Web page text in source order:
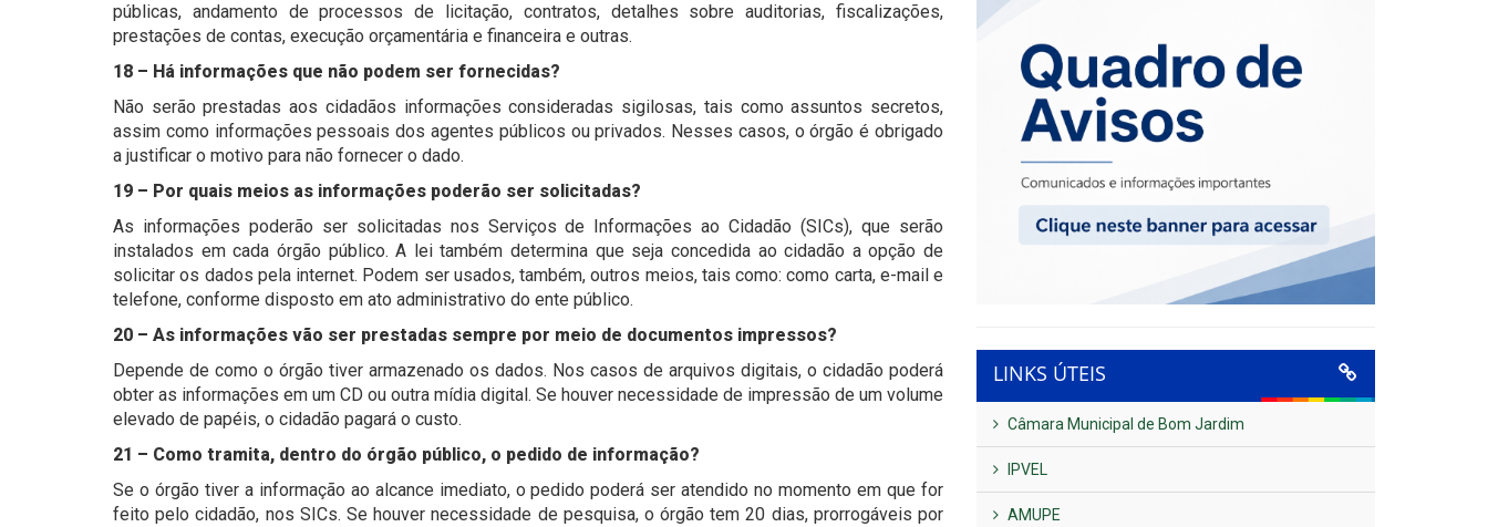
públicas, andamento de processos de licitação, contratos, detalhes sobre auditorias, fiscalizações,
prestações de contas, execução orçamentária e financeira e outras.
18 – Há informações que não podem ser fornecidas?
Não serão prestadas aos cidadãos informações consideradas sigilosas, tais como assuntos secretos,
assim como informações pessoais dos agentes públicos ou privados. Nesses casos, o órgão é obrigado
a justificar o motivo para não fornecer o dado.
19 – Por quais meios as informações poderão ser solicitadas?
As informações poderão ser solicitadas nos Serviços de Informações ao Cidadão (SICs), que serão
instalados em cada órgão público. A lei também determina que seja concedida ao cidadão a opção de
solicitar os dados pela internet. Podem ser usados, também, outros meios, tais como: como carta, e-mail e
telefone, conforme disposto em ato administrativo do ente público.
20 – As informações vão ser prestadas sempre por meio de documentos impressos?
Depende de como o órgão tiver armazenado os dados. Nos casos de arquivos digitais, o cidadão poderá
obter as informações em um CD ou outra mídia digital. Se houver necessidade de impressão de um volume
elevado de papéis, o cidadão pagará o custo.
21 – Como tramita, dentro do órgão público, o pedido de informação?
Se o órgão tiver a informação ao alcance imediato, o pedido poderá ser atendido no momento em que for
feito pelo cidadão, nos SICs. Se houver necessidade de pesquisa, o órgão tem 20 dias, prorrogáveis por
LINKS ÚTEIS
Câmara Municipal de Bom Jardim
IPVEL
AMUPE